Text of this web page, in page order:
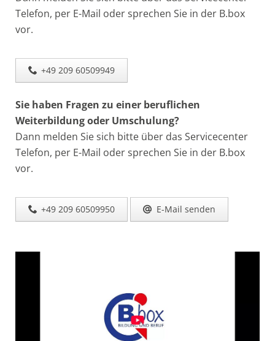
Telefon, per E-Mail oder sprechen Sie in der B.box
vor.
+49 209 60509949
Sie haben Fragen zu einer beruflichen
Weiterbildung oder Umschulung?
Dann melden Sie sich bitte über das Servicecenter
Telefon, per E-Mail oder sprechen Sie in der B.box
vor.
+49 209 60509950 E-Mail senden